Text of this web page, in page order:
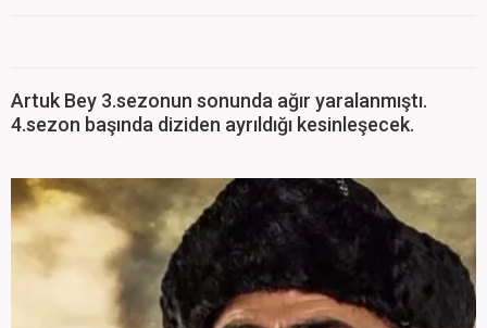
Artuk Bey 3.sezonun sonunda ağır yaralanmıştı.
4.sezon başında diziden ayrıldığı kesinleşecek.